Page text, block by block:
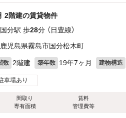
2階建の賃貸物件
国分駅 歩28分 （日豊線）
鹿児島県霧島市国分松木町
数 2階建 築年数 19年7ヶ月 建物構造
車場あり
間取り
専有面積
賃料
管理費等